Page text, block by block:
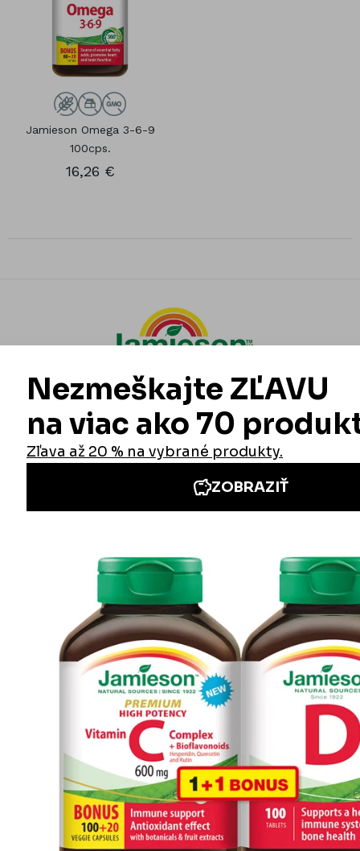
Jamieson Omega 3-6-9
100cps.
16,26 €
Iné stránky Jamieson
Prihlásenie do newslettra
Zadaním emailovej adresy a odoslaním formulára udeľujete svoj súhlas so
spracovaním osobných údajov na účely marketingu. Pre bližšie informácie
o spracovaní osobných údajov pozrite stránku Informácie o spracovaní
osobných údajov.
Zásady ochrany osobných údajov >>|Nastavenie súborov cookies